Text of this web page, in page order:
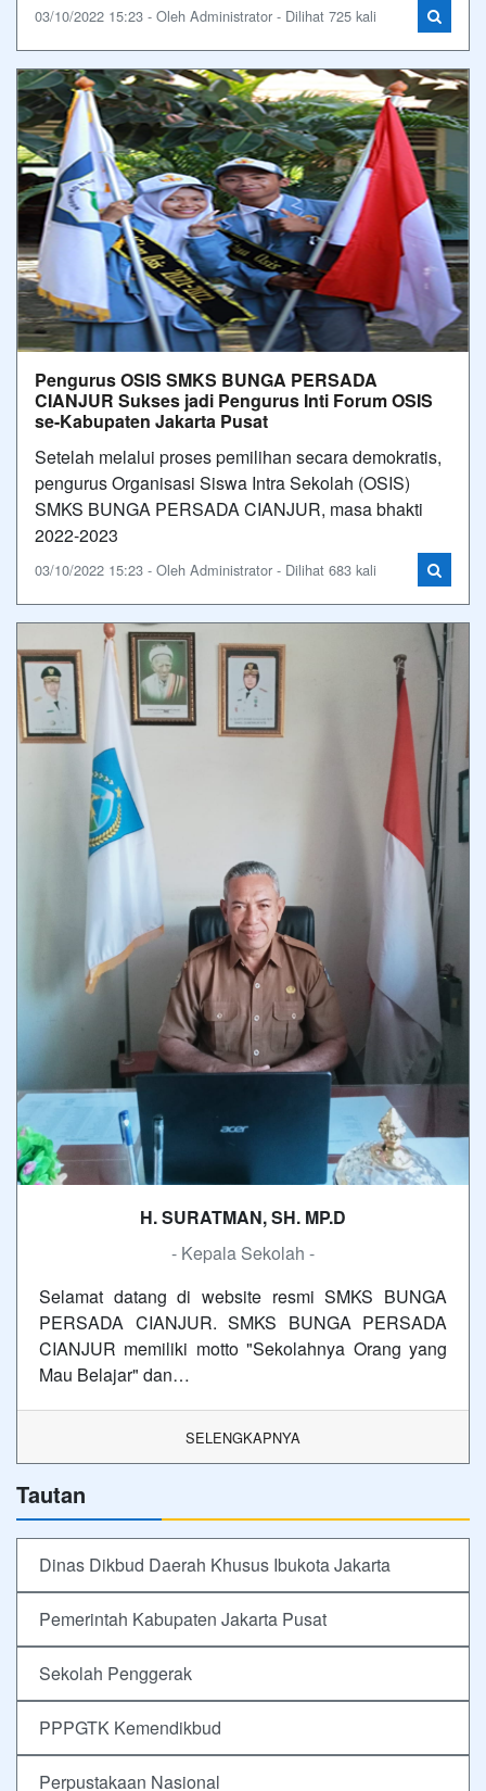
03/10/2022 15:23 - Oleh Administrator - Dilihat 725 kali
Pengurus OSIS SMKS BUNGA PERSADA
CIANJUR Sukses jadi Pengurus Inti Forum OSIS
se-Kabupaten Jakarta Pusat
Setelah melalui proses pemilihan secara demokratis,
pengurus Organisasi Siswa Intra Sekolah (OSIS)
SMKS BUNGA PERSADA CIANJUR, masa bhakti
2022-2023
03/10/2022 15:23 - Oleh Administrator - Dilihat 683 kali
H. SURATMAN, SH. MP.D
- Kepala Sekolah -
Selamat datang di website resmi SMKS BUNGA
PERSADA CIANJUR. SMKS BUNGA PERSADA
CIANJUR memiliki motto "Sekolahnya Orang yang
Mau Belajar" dan…
SELENGKAPNYA
Tautan
Dinas Dikbud Daerah Khusus Ibukota Jakarta
Pemerintah Kabupaten Jakarta Pusat
Sekolah Penggerak
PPPGTK Kemendikbud
Perpustakaan Nasional